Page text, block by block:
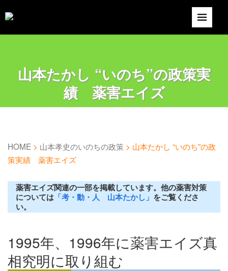
山本たかし “いのち”の政策実
績 薬害エイズ
HOME > 山本孝史のいのちの政策 > 山本たかし “いのち”の政
策実績 薬害エイズ
薬害エイズ関連の一部を掲載しています。他の薬害対策
については 「考・動・人 山本たかし」 をご覧くださ
い。
1995年、1996年に薬害エイズ真
相究明に取り組む